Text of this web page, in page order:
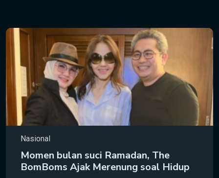
Nasional
Momen bulan suci Ramadan, The
BomBoms Ajak Merenung soal Hidup